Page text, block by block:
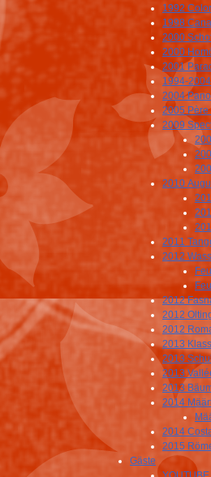
1992
1998
2000
2000
2001
1994-
2004
2005
2009
2010
2011
2012
2012
2012
2012
2013
2013
2013
2013
2014
2014
2015
Gäste